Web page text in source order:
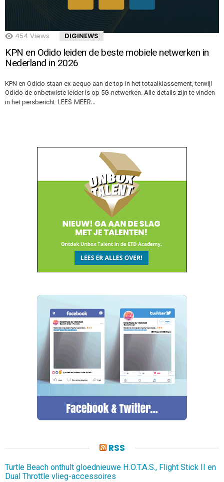
454 Views DIGINEWS
KPN en Odido leiden de beste mobiele netwerken in
Nederland in 2026
KPN en Odido staan ex-aequo aan de top in het totaalklassement, terwijl
Odido de onbetwiste leider is op 5G-netwerken. Alle details zijn te vinden
in het persbericht. LEES MEER…
RSS
Turtle Beach onthult gloednieuwe H.O.T.A.S., Flight Stick II en
Dual Throttle vlieg-accessoires